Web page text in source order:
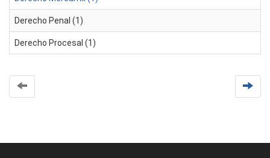
Derecho Penal (1)
Derecho Procesal (1)